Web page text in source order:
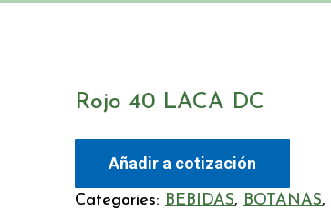
Rojo 40 LACA DC
Añadir a cotización
Categories: BEBIDAS, BOTANAS,